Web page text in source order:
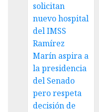
solicitan
nuevo hospital
del IMSS
Ramírez
Marín aspira a
la presidencia
del Senado
pero respeta
decisión de